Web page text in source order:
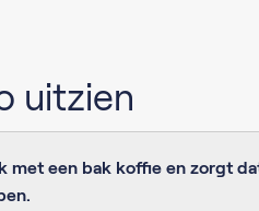
uitzien
met een bak koffie en zorgt